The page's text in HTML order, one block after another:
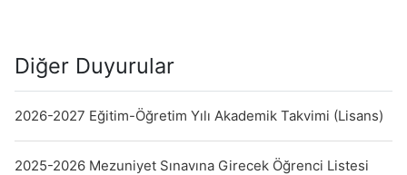
Diğer Duyurular
2026-2027 Eğitim-Öğretim Yılı Akademik Takvimi (Lisans)
2025-2026 Mezuniyet Sınavına Girecek Öğrenci Listesi